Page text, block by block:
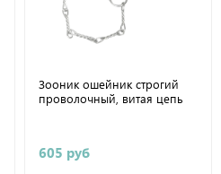
Зооник ошейник строгий
проволочный, витая цепь
605 руб